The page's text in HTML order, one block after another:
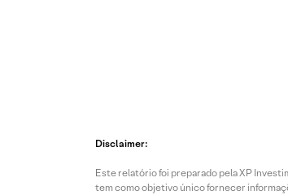
Disclaimer:
Este relatório foi preparado pela XP
tem como objetivo único fornecer